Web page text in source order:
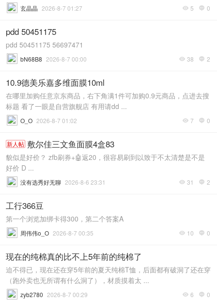
 5  0
玄晶晶 2026-8-7 01:27
pdd 50451175
pdd 50451175 56697471
 38  2
bN68B8 2026-8-7 00:00
10.9德美乐嘉多维面膜10ml
在哪里加购任意京东商品，右下角满1件可加购0.9元商品，点进去搜
标题 看了一眼是自营旗舰店 有用请dd ...
 7  0
O_O 2026-8-7 01:02
新人帖 敷尔佳三文鱼面膜4盒83
貌似是好价？ zfb刷券+🤖返20，很容易刷到以致于不太清楚是不是
好价 D ...
 31  2
没有选秀好无聊 2026-8-6 23:31
工行366豆
第一个浏览加绑卡得300，第二个答案A
 10  0
周伟伟o_O 2026-8-7 00:35
现在的纯棉真的比不上5年前的纯棉了
迫不得已，现在还在穿5年前的夏天纯棉T恤，后面都有破洞了还在穿
（跑外卖也无所谓有什么洞了），材质摸着太 ...
 6  0
zyb2780 2026-8-7 00:29